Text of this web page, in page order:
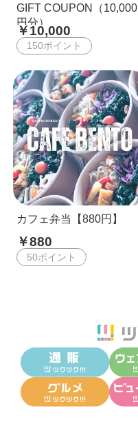
GIFT COUPON（10,000
円分）
￥10,000
150ポイント
カフェ弁当【880円】
￥880
50ポイント